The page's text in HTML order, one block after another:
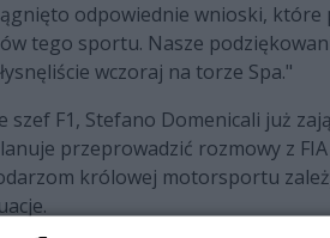
odpowiednie wnioski, które
tego sportu. Nasze
wczoraj na torze Spa."
F1, Stefano Domenicali już
przeprowadzić rozmowy z
królowej motorsportu